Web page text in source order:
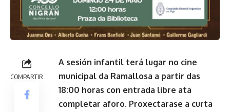
COMPARTIR
A sesión infantil terá lugar no cine
municipal da Ramallosa a partir das
18:00 horas con entrada libre ata
completar aforo. Proxectarase a curta